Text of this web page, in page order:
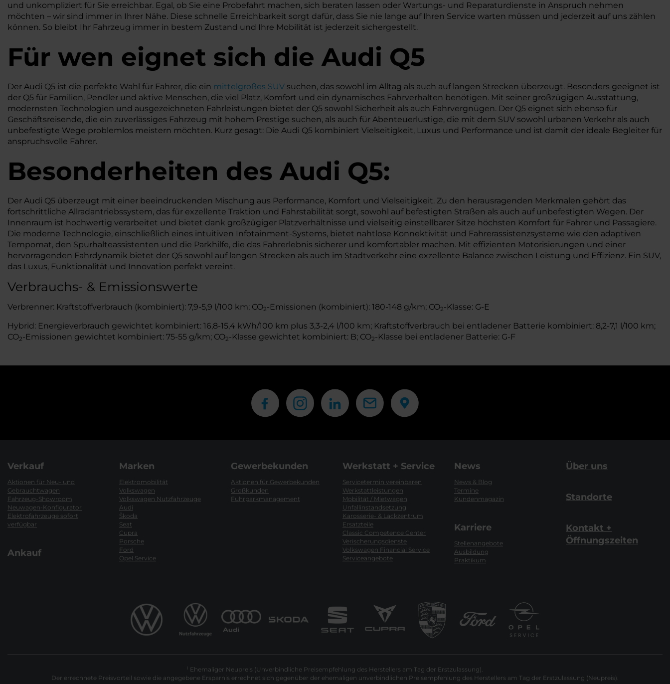
und unkompliziert für Sie erreichbar. Egal, ob Sie eine Probefahrt machen, sich beraten lassen oder Wartungs- und Reparaturdienste in Anspruch nehmen
möchten – wir sind immer in Ihrer Nähe. Diese schnelle Erreichbarkeit sorgt dafür, dass Sie nie lange auf Ihren Service warten müssen und jederzeit auf uns zählen
können. So bleibt Ihr Fahrzeug immer in bestem Zustand und Ihre Mobilität ist jederzeit sichergestellt.
Für wen eignet sich die Audi Q5
Der Audi Q5 ist die perfekte Wahl für Fahrer, die ein mittelgroßes SUV suchen, das sowohl im Alltag als auch auf langen Strecken überzeugt. Besonders geeignet ist
der Q5 für Familien, Pendler und aktive Menschen, die viel Platz, Komfort und ein dynamisches Fahrverhalten benötigen. Mit seiner großzügigen Ausstattung,
modernsten Technologien und ausgezeichneten Fahrleistungen bietet der Q5 sowohl Sicherheit als auch Fahrvergnügen. Der Q5 eignet sich ebenso für
Geschäftsreisende, die ein zuverlässiges Fahrzeug mit hohem Prestige suchen, als auch für Abenteuerlustige, die mit dem SUV sowohl urbanen Verkehr als auch
unbefestigte Wege problemlos meistern möchten. Kurz gesagt: Die Audi Q5 kombiniert Vielseitigkeit, Luxus und Performance und ist damit der ideale Begleiter für
anspruchsvolle Fahrer.
Besonderheiten des Audi Q5:
Der Audi Q5 überzeugt mit einer beeindruckenden Mischung aus Performance, Komfort und Vielseitigkeit. Zu den herausragenden Merkmalen gehört das
fortschrittliche Allradantriebssystem, das für exzellente Traktion und Fahrstabilität sorgt, sowohl auf befestigten Straßen als auch auf unbefestigten Wegen. Der
Innenraum ist hochwertig verarbeitet und bietet dank großzügiger Platzverhältnisse und vielseitig einstellbarer Sitze höchsten Komfort für Fahrer und Passagiere.
Die moderne Technologie, einschließlich eines intuitiven Infotainment-Systems, bietet nahtlose Konnektivität und Fahrerassistenzsysteme wie den adaptiven
Tempomat, den Spurhalteassistenten und die Parkhilfe, die das Fahrerlebnis sicherer und komfortabler machen. Mit effizienten Motorisierungen und einer
hervorragenden Fahrdynamik bietet der Q5 sowohl auf langen Strecken als auch im Stadtverkehr eine exzellente Balance zwischen Leistung und Effizienz. Ein SUV,
das Luxus, Funktionalität und Innovation perfekt vereint.
Verbrauchs- & Emissionswerte
Verbrenner: Kraftstoffverbrauch (kombiniert): 7,9-5,9 l/100 km; CO2-Emissionen (kombiniert): 180-148 g/km; CO2-Klasse: G-E
Hybrid: Energieverbrauch gewichtet kombiniert: 16,8-15,4 kWh/100 km plus 3,3-2,4 l/100 km; Kraftstoffverbrauch bei entladener Batterie kombiniert: 8,2-7,1 l/100 km;
CO2-Emissionen gewichtet kombiniert: 75-55 g/km; CO2-Klasse gewichtet kombiniert: B; CO2-Klasse bei entladener Batterie: G-F
Verkauf
Aktionen für Neu- und
Gebrauchtwagen
Fahrzeug-Showroom
Neuwagen-Konfigurator
Elektrofahrzeuge sofort
verfügbar
Ankauf
Marken
Elektromobilität
Volkswagen
Volkswagen Nutzfahrzeuge
Audi
Škoda
Seat
Cupra
Porsche
Ford
Opel Service
Gewerbekunden
Aktionen für Gewerbekunden
Großkunden
Fuhrparkmanagement
Werkstatt + Service
Servicetermin vereinbaren
Werkstattleistungen
Mobilität / Mietwagen
Unfallinstandsetzung
Karosserie- & Lackzentrum
Ersatzteile
Classic Competence Center
Verischerungsdienste
Volkswagen Financial Service
Serviceangebote
News
News & Blog
Termine
Kundenmagazin
Karriere
Stellenangebote
Ausbildung
Praktikum
Über uns
Standorte
Kontakt +
Öffnungszeiten
1 Ehemaliger Neupreis (Unverbindliche Preisempfehlung des Herstellers am Tag der Erstzulassung).
Der errechnete Preisvorteil sowie die angegebene Ersparnis errechnet sich gegenüber der ehemaligen unverbindlichen Preisempfehlung des Herstellers am Tag der Erstzulassung (Neupreis).